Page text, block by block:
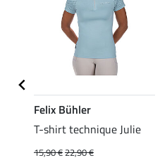
Felix Bühler
T-shirt technique Julie
15,90 €22,90 €